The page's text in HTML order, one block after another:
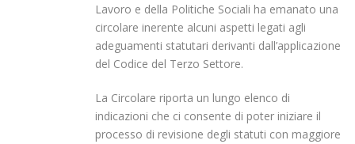
Lavoro e della Politiche Sociali ha emanato una
circolare inerente alcuni aspetti legati agli
adeguamenti statutari derivanti dall’applicazione
del Codice del Terzo Settore.
La Circolare riporta un lungo elenco di
indicazioni che ci consente di poter iniziare il
processo di revisione degli statuti con maggiore